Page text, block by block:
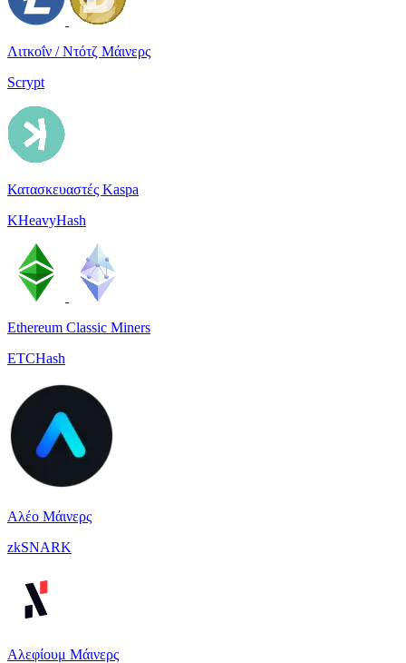
Λιτκοΐν / Ντότζ Μάινερς
Scrypt
Κατασκευαστές Kaspa
KHeavyHash
Ethereum Classic Miners
ETCHash
Αλέο Μάινερς
zkSNARK
Αλεφίουμ Μάινερς